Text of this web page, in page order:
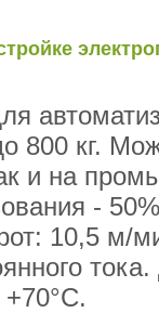
-
10,5 м/
рабочих